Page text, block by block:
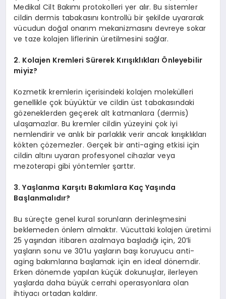
Medikal Cilt Bakımı protokolleri yer alır. Bu sistemler
cildin dermis tabakasını kontrollü bir şekilde uyararak
vücudun doğal onarım mekanizmasını devreye sokar
ve taze kolajen liflerinin üretilmesini sağlar.
2. Kolajen Kremleri Sürerek Kırışıklıkları Önleyebilir
miyiz?
Kozmetik kremlerin içerisindeki kolajen molekülleri
genellikle çok büyüktür ve cildin üst tabakasındaki
gözeneklerden geçerek alt katmanlara (dermis)
ulaşamazlar. Bu kremler cildin yüzeyini çok iyi
nemlendirir ve anlık bir parlaklık verir ancak kırışıklıkları
kökten çözemezler. Gerçek bir anti-aging etkisi için
cildin altını uyaran profesyonel cihazlar veya
mezoterapi gibi yöntemler şarttır.
3. Yaşlanma Karşıtı Bakımlara Kaç Yaşında
Başlanmalıdır?
Bu süreçte genel kural sorunların derinleşmesini
beklemeden önlem almaktır. Vücuttaki kolajen üretimi
25 yaşından itibaren azalmaya başladığı için, 20’li
yaşların sonu ve 30’lu yaşların başı koruyucu anti-
aging bakımlarına başlamak için en ideal dönemdir.
Erken dönemde yapılan küçük dokunuşlar, ilerleyen
yaşlarda daha büyük cerrahi operasyonlara olan
ihtiyacı ortadan kaldırır.